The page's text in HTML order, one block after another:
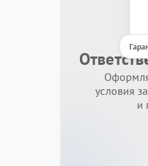
условия
и